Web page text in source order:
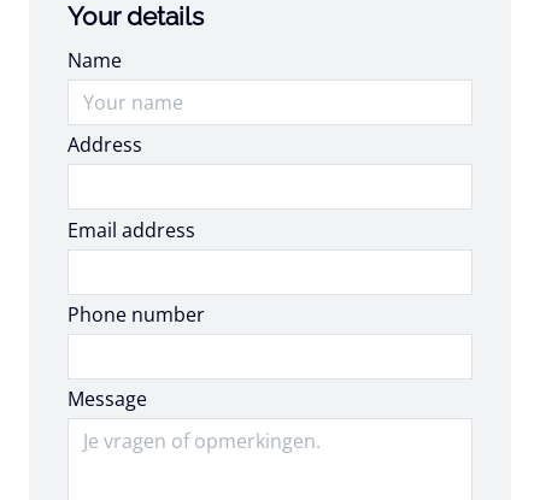
Your details
Name
Address
Email address
Email address
Phone number
Message